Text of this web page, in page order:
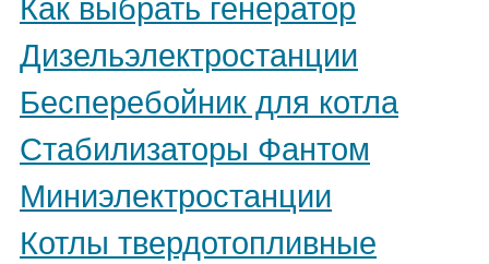
Дизельэлектростанции
Бесперебойник для котла
Стабилизаторы Фантом
Миниэлектростанции
Котлы твердотопливные